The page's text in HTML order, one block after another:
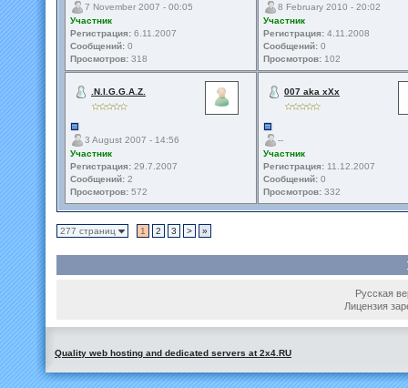
7 November 2007 - 00:05
Участник
Регистрация: 6.11.2007
Сообщений: 0
Просмотров: 318
8 February 2010 - 20:02
Участник
Регистрация: 4.11.2008
Сообщений: 0
Просмотров: 102
.N.I.G.G.A.Z.
3 August 2007 - 14:56
Участник
Регистрация: 29.7.2007
Сообщений: 2
Просмотров: 572
007 aka xXx
--
Участник
Регистрация: 11.12.2007
Сообщений: 0
Просмотров: 332
277 страниц 1 2 3 > »
Русская
Лицензия
Quality web hosting and dedicated servers at 2x4.RU